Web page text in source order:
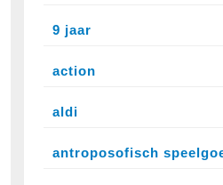
9 jaar
action
aldi
antroposofisch